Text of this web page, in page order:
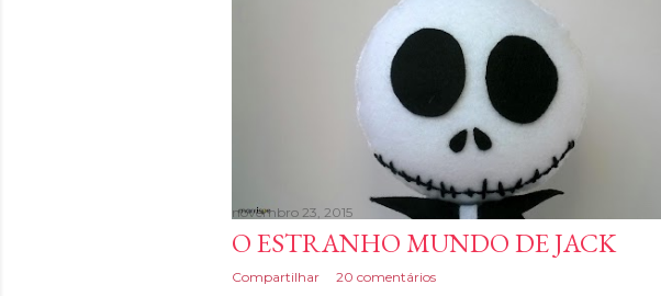
novembro 23, 2015
O ESTRANHO MUNDO DE JACK
Compartilhar 20 comentários